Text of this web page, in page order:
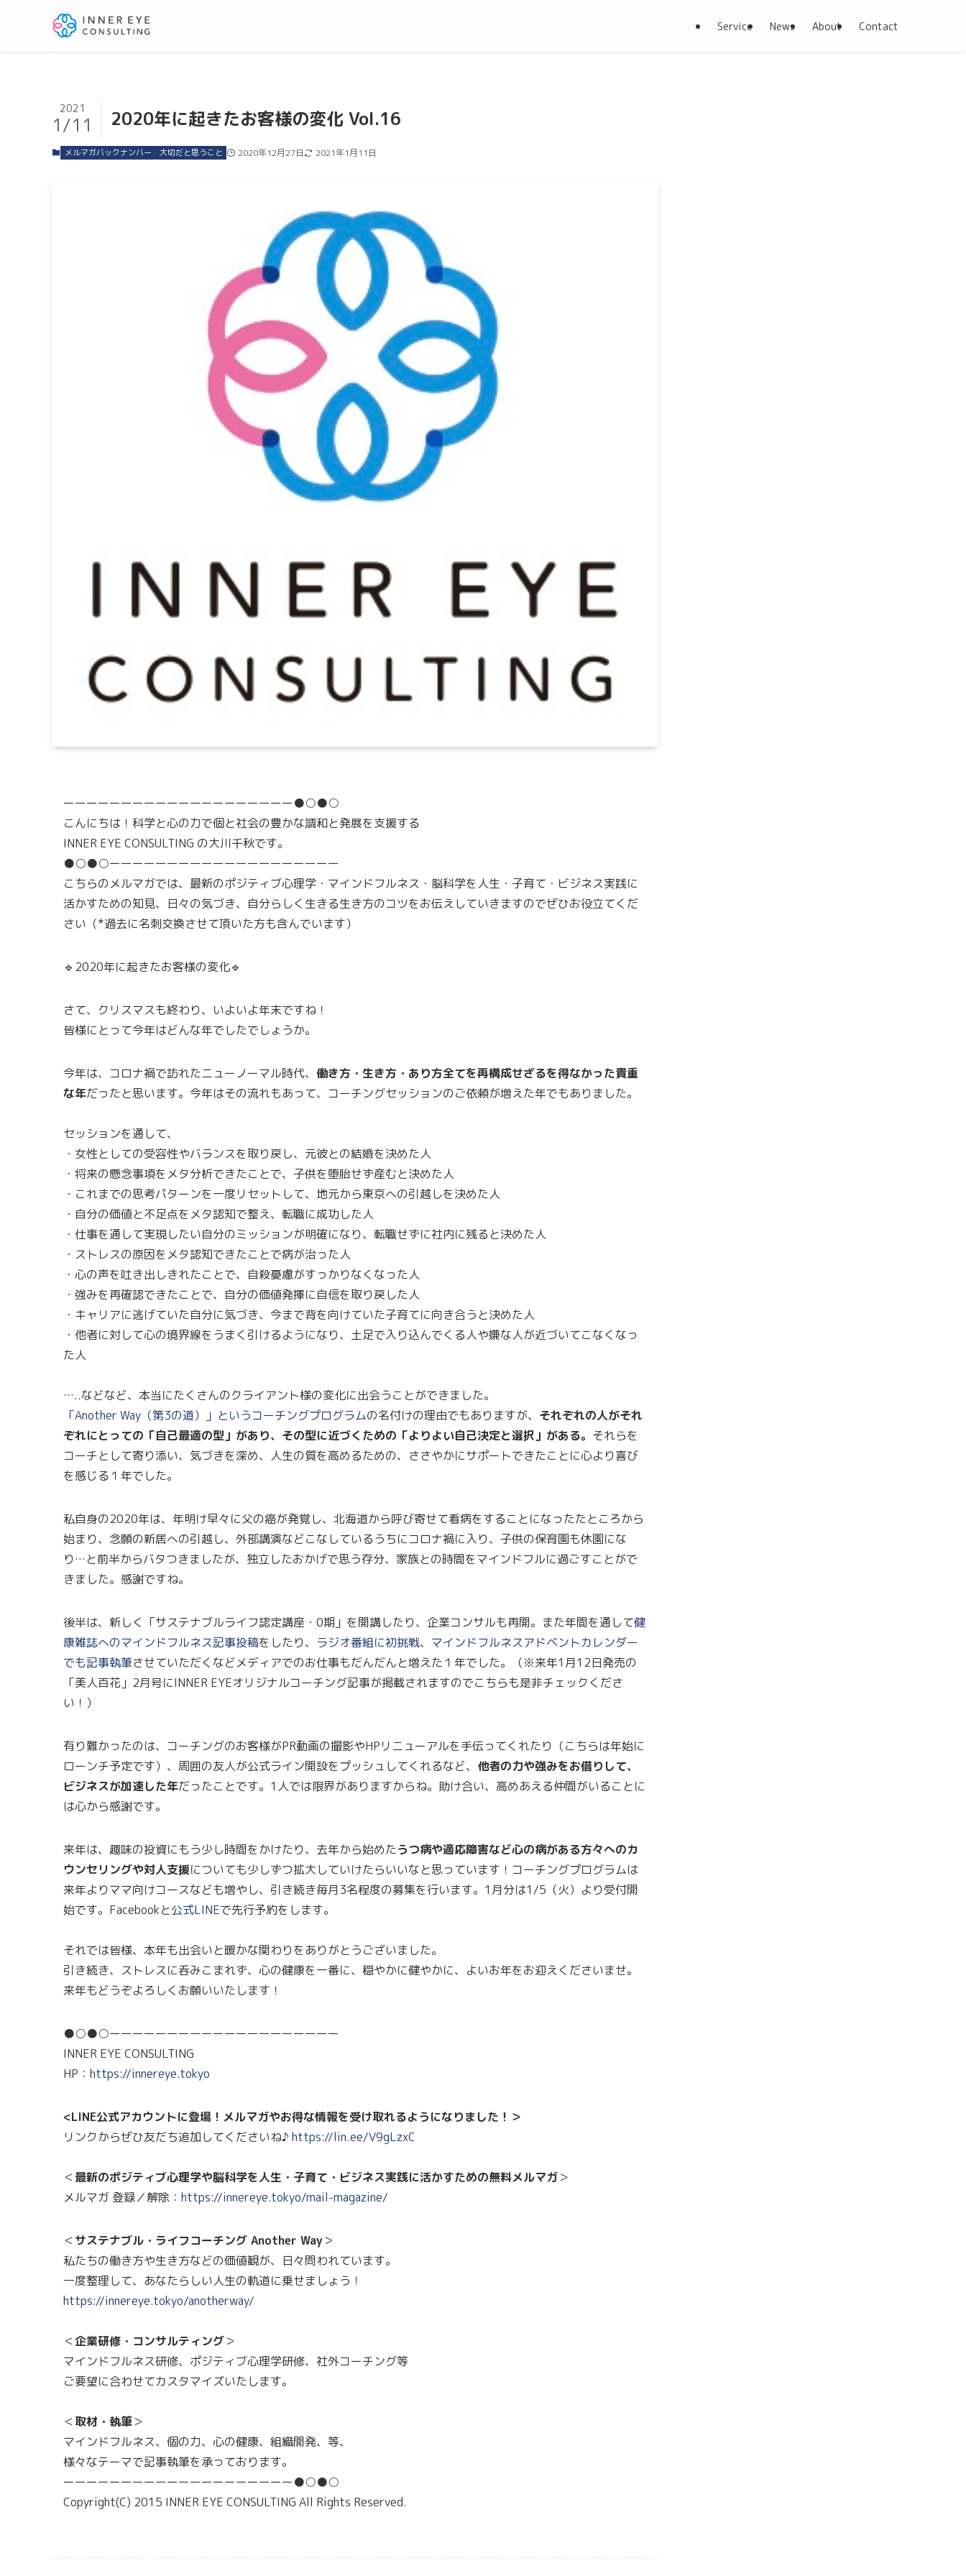
Service News About Contact
2020年に起きたお客様の変化 Vol.16
2021
1/11
メルマガバックナンバー 大切だと思うこと 2020年12月27日 2021年1月11日
ーーーーーーーーーーーーーーーーーーーー●○●○
こんにちは！科学と心の力で個と社会の豊かな調和と発展を支援する
INNER EYE CONSULTING の大川千秋です。
●○●○ーーーーーーーーーーーーーーーーーーーー
こちらのメルマガでは、最新のポジティブ心理学・マインドフルネス・脳科学を人生・子育て・ビジネス実践に
活かすための知見、日々の気づき、自分らしく生きる生き方のコツをお伝えしていきますのでぜひお役立てくだ
さい（*過去に名刺交換させて頂いた方も含んでいます）
🔹2020年に起きたお客様の変化🔹
さて、クリスマスも終わり、いよいよ年末ですね！
皆様にとって今年はどんな年でしたでしょうか。
今年は、コロナ禍で訪れたニューノーマル時代、 働き方・生き方・あり方全てを再構成せざるを得なかった貴重
な年だったと思います。今年はその流れもあって、コーチングセッションのご依頼が増えた年でもありました。
セッションを通して、
・女性としての受容性やバランスを取り戻し、元彼との結婚を決めた人
・将来の懸念事項をメタ分析できたことで、子供を堕胎せず産むと決めた人
・これまでの思考パターンを一度リセットして、地元から東京への引越しを決めた人
・自分の価値と不足点をメタ認知で整え、転職に成功した人
・仕事を通して実現したい自分のミッションが明確になり、転職せずに社内に残ると決めた人
・ストレスの原因をメタ認知できたことで病が治った人
・心の声を吐き出しきれたことで、自殺憂慮がすっかりなくなった人
・強みを再確認できたことで、自分の価値発揮に自信を取り戻した人
・キャリアに逃げていた自分に気づき、今まで背を向けていた子育てに向き合うと決めた人
・他者に対して心の境界線をうまく引けるようになり、土足で入り込んでくる人や嫌な人が近づいてこなくなっ
た人
…..などなど、本当にたくさんのクライアント様の変化に出会うことができました。
「Another Way（第3の道）」というコーチングプログラムの名付けの理由でもありますが、 それぞれの人がそれ
ぞれにとっての「自己最適の型」があり、その型に近づくための「よりよい自己決定と選択」がある。 それらを
コーチとして寄り添い、気づきを深め、人生の質を高めるための、ささやかにサポートできたことに心より喜び
を感じる１年でした。
私自身の2020年は、年明け早々に父の癌が発覚し、北海道から呼び寄せて看病をすることになったたところから
始まり、念願の新居への引越し、外部講演などこなしているうちにコロナ禍に入り、子供の保育園も休園にな
り…と前半からバタつきましたが、独立したおかげで思う存分、家族との時間をマインドフルに過ごすことがで
きました。感謝ですね。
後半は、新しく「サステナブルライフ認定講座・0期」を開講したり、企業コンサルも再開。また年間を通して健
康雑誌へのマインドフルネス記事投稿をしたり、 ラジオ番組に初挑戦、 マインドフルネスアドベントカレンダー
でも記事執筆させていただくなどメディアでのお仕事もだんだんと増えた１年でした。（※来年1月12日発売の
「美人百花」2月号にINNER EYEオリジナルコーチング記事が掲載されますのでこちらも是非チェックくださ
い！）
有り難かったのは、コーチングのお客様がPR動画の撮影やHPリニューアルを手伝ってくれたり（こちらは年始に
ローンチ予定です）、周囲の友人が公式ライン開設をプッシュしてくれるなど、 他者の力や強みをお借りして、
ビジネスが加速した年だったことです。1人では限界がありますからね。助け合い、高めあえる仲間がいることに
は心から感謝です。
来年は、趣味の投資にもう少し時間をかけたり、去年から始めたうつ病や適応障害など心の病がある方々へのカ
ウンセリングや対人支援についても少しずつ拡大していけたらいいなと思っています！コーチングプログラムは
来年よりママ向けコースなども増やし、引き続き毎月3名程度の募集を行います。1月分は1/5（火）より受付開
始です。Facebookと公式LINEで先行予約をします。
それでは皆様、本年も出会いと暖かな関わりをありがとうございました。
引き続き、ストレスに呑みこまれず、心の健康を一番に、穏やかに健やかに、よいお年をお迎えくださいませ。
来年もどうぞよろしくお願いいたします！
●○●○ーーーーーーーーーーーーーーーーーーーー
INNER EYE CONSULTING
HP： https://innereye.tokyo
<LINE公式アカウントに登場！メルマガやお得な情報を受け取れるようになりました！＞
リンクからぜひ友だち追加してくださいね♪ https://lin.ee/V9gLzxC
＜ 最新のポジティブ心理学や脳科学を人生・子育て・ビジネス実践に活かすための無料メルマガ＞
メルマガ 登録／解除： https://innereye.tokyo/mail-magazine/
＜ サステナブル・ライフコーチング Another Way＞
私たちの働き方や生き方などの価値観が、日々問われています。
一度整理して、あなたらしい人生の軌道に乗せましょう！
https://innereye.tokyo/anotherway/
＜企業研修・コンサルティング＞
マインドフルネス研修、ポジティブ心理学研修、社外コーチング等
ご要望に合わせてカスタマイズいたします。
＜ 取材・執筆＞
マインドフルネス、個の力、心の健康、組織開発、等、
様々なテーマで記事執筆を承っております。
ーーーーーーーーーーーーーーーーーーーー●○●○
Copyright(C) 2015 INNER EYE CONSULTING All Rights Reserved.